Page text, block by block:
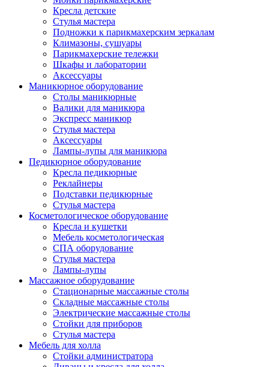
Кресла детские
Стулья мастера
Подножки к парикмахерским зеркалам
Климазоны, сушуары
Парикмахерские тележки
Шкафы и лаборатории
Аксессуары
Маникюрное оборудование
Столы маникюрные
Валики для маникюра
Экспресс маникюр
Стулья мастера
Аксессуары
Лампы-лупы для маникюра
Педикюрное оборудование
Кресла педикюрные
Реклайнеры
Подставки педикюрные
Стулья мастера
Косметологическое оборудование
Кресла и кушетки
Мебель косметологическая
СПА оборудование
Стулья мастера
Лампы-лупы
Массажное оборудование
Стационарные массажные столы
Складные массажные столы
Электрические массажные столы
Стойки для приборов
Стулья мастера
Мебель для холла
Стойки администратора